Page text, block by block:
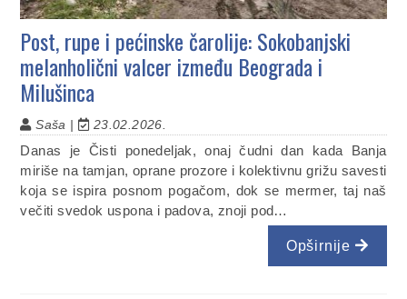
Post, rupe i pećinske čarolije: Sokobanjski
melanholični valcer između Beograda i
Milušinca
Saša | 23.02.2026.
Danas je Čisti ponedeljak, onaj čudni dan kada Banja
miriše na tamjan, oprane prozore i kolektivnu grižu savesti
koja se ispira posnom pogačom, dok se mermer, taj naš
večiti svedok uspona i padova, znoji pod…
Opširnije